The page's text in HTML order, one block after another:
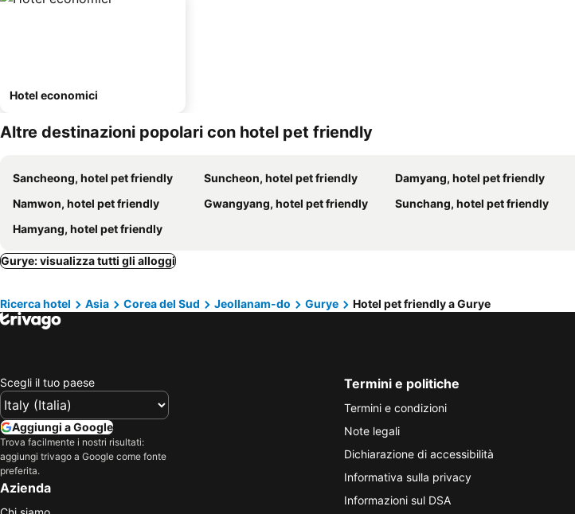
Hotel economici
Altre destinazioni popolari con hotel pet friendly
Sancheong, hotel pet friendly Suncheon, hotel pet friendly Damyang, hotel pet friendly
Namwon, hotel pet friendly
Gwangyang, hotel pet friendly Sunchang, hotel pet friendly
Hamyang, hotel pet friendly
Gurye: visualizza tutti gli alloggi
Ricerca hotel Asia Corea del Sud Jeollanam-do Gurye Hotel pet friendly a Gurye
Scegli il tuo paese
Aggiungi a Google
Trova facilmente i nostri risultati:
aggiungi trivago a Google come fonte
preferita.
Azienda
Termini e politiche
Termini e condizioni
Note legali
Dichiarazione di accessibilità
Informativa sulla privacy
Informazioni sul DSA